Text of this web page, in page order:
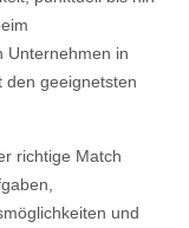
Unternehmen in
den geeignetsten
richtige Match
und